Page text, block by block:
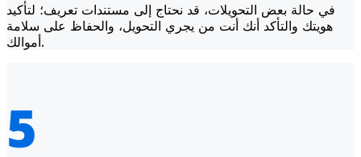
في حالة بعض التحويلات، قد نحتاج إلى مستندات تعريف؛ لتأكيد
هويتك والتأكد أنك أنت من يجري التحويل، والحفاظ على سلامة
أموالك.